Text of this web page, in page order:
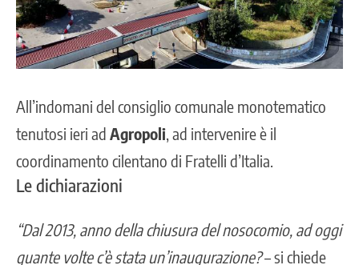
All’indomani del consiglio comunale monotematico
tenutosi ieri ad Agropoli , ad intervenire è il
coordinamento cilentano di Fratelli d’Italia.
Le dichiarazioni
“Dal 2013, anno della chiusura del nosocomio, ad oggi
quante volte c’è stata un’inaugurazione?– si chiede